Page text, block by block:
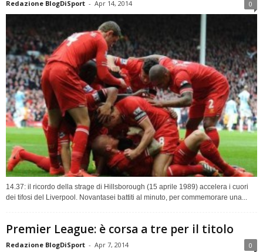
Redazione BlogDiSport - Apr 14, 2014 0
14.37: il ricordo della strage di Hillsborough (15 aprile 1989) accelera i cuori
dei tifosi del Liverpool. Novantasei battiti al minuto, per commemorare una...
Premier League: è corsa a tre per il titolo
Redazione BlogDiSport - Apr 7, 2014 0